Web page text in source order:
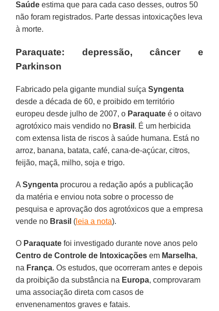
Saúde estima que para cada caso desses, outros 50
não foram registrados. Parte dessas intoxicações leva
à morte.
Paraquate: depressão, câncer e
Parkinson
Fabricado pela gigante mundial suíçaSyngenta
desde a década de 60, e proibido em território
europeu desde julho de 2007, o Paraquate é o oitavo
agrotóxico mais vendido no Brasil . É um herbicida
com extensa lista de riscos à saúde humana. Está no
arroz, banana, batata, café, cana-de-açúcar, citros,
feijão, maçã, milho, soja e trigo.
ASyngenta procurou a redação após a publicação
da matéria e enviou nota sobre o processo de
pesquisa e aprovação dos agrotóxicos que a empresa
vende no Brasil ( leia a nota).
O Paraquate foi investigado durante nove anos pelo
Centro de Controle de Intoxicaçõesem Marselha,
na França. Os estudos, que ocorreram antes e depois
da proibição da substância na Europa, comprovaram
uma associação direta com casos de
envenenamentos graves e fatais.